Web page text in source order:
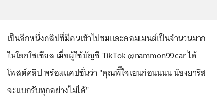
เป็นอีกหนึ่งคลิปที่มีคนเข้าไปชมและคอมเมนต์เป็นจำนวนมาก
ในโลกโซเชียล เมื่อผู้ใช้บัญชี TikTok @nammon99car ได้
โพสต์คลิป พร้อมแคปชั่นว่า "คุณพี๊ใจเยนก่อนนนน น้องยาริส
จะแบกรับทุกอย่างไม่ได้"